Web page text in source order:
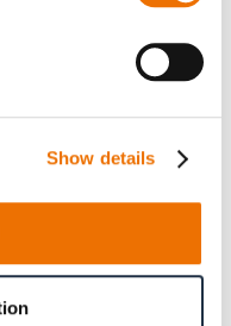
Show details
(200747286),
10x425
10x440